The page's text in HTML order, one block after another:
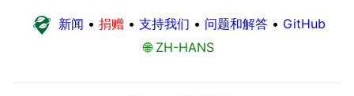
新闻 • 捐赠 • 支持我们 • 问题和解答 • GitHub
🌐 ZH-HANS